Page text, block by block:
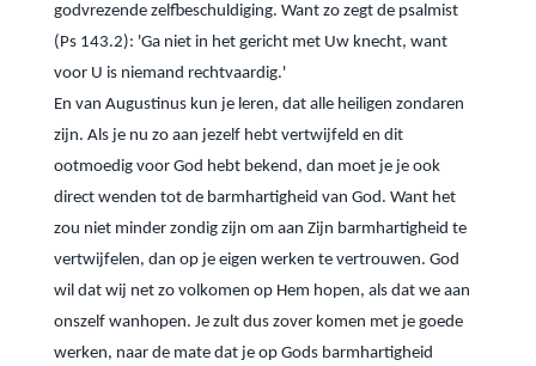
godvrezende zelfbeschuldiging. Want zo zegt de psalmist
(Ps 143.2): 'Ga niet in het gericht met Uw knecht, want
voor U is niemand rechtvaardig.'
En van Augustinus kun je leren, dat alle heiligen zondaren
zijn. Als je nu zo aan jezelf hebt vertwijfeld en dit
ootmoedig voor God hebt bekend, dan moet je je ook
direct wenden tot de barmhartigheid van God. Want het
zou niet minder zondig zijn om aan Zijn barmhartigheid te
vertwijfelen, dan op je eigen werken te vertrouwen. God
wil dat wij net zo volkomen op Hem hopen, als dat we aan
onszelf wanhopen. Je zult dus zover komen met je goede
werken, naar de mate dat je op Gods barmhartigheid